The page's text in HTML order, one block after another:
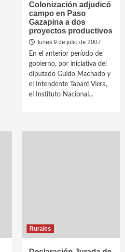
Colonización adjudicó
campo en Paso
Gazapina a dos
proyectos productivos
lunes 9 de julio de 2007
En el anterior período de
gobierno, por iniciativa del
diputado Guido Machado y
el Intendente Tabaré Viera,
el Instituto Nacional...
Rurales